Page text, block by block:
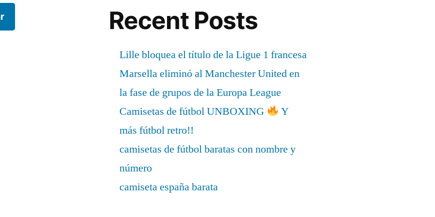
Recent Posts
Lille bloquea el título de la Ligue 1 francesa
Marsella eliminó al Manchester United en
la fase de grupos de la Europa League
Camisetas de fútbol UNBOXING
Y
más fútbol retro!!
camisetas de fútbol baratas con nombre y
número
camiseta españa barata